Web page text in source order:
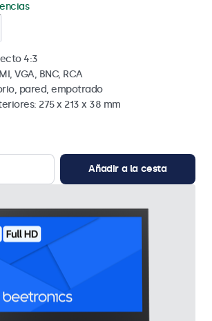
4:3
VGA, BNC, RCA
pared, empotrado
275 x 213 x 38 mm
Añadir a la cesta